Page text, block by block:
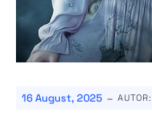
16 August, 2025 - AUTOR: